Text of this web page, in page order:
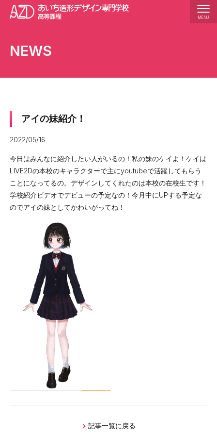
MENU
デジタルパンフ
校長あいさつ
アクセス
5か年の一貫教育
カリキュラム紹介
学科説明
作品紹介
入学案内
募集要項
学費サポート
体験イベント
スクールライフ
年間スケジュール
部活動
施設紹介
心のケア
NEWS
アイの妹紹介！
2022/05/16
今日はみんなに紹介したい人がいるの！私の妹のケイよ！ケイは
LIVE2Dの本校のキャラクターで主にyoutubeで活躍してもらう
ことになってるの。デザインしてくれたのは本校の在校生です！
学校紹介ビデオでデビューの予定なの！今月中にUPする予定な
のでアイの妹としてかわいがってね！
記事一覧に戻る